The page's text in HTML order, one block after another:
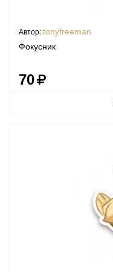
Автор: tonyfreeman
Фокусник
70